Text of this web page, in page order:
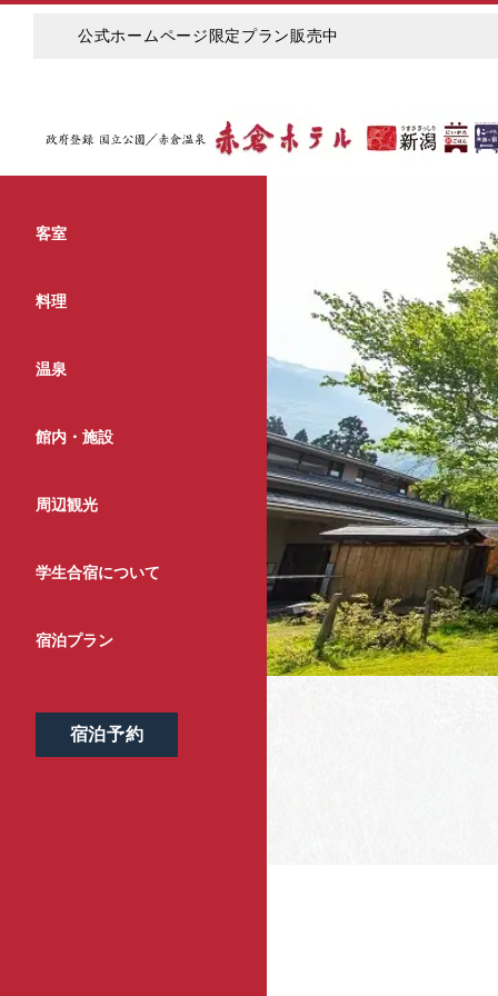
公式ホームページ限定プラン販売中
客室
料理
温泉
館内・施設
周辺観光
学生合宿について
宿泊プラン
宿泊予約